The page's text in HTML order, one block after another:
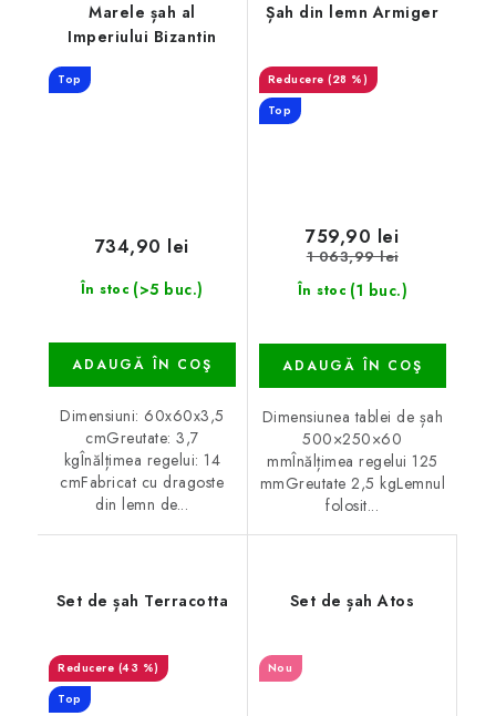
Marele șah al
Imperiului Bizantin
Top
În stoc (>5 buc.)
734,90 lei
ADAUGĂ ÎN COŞ
Dimensiuni: 60x60x3,5
cmGreutate: 3,7
kgÎnălțimea regelui: 14
cmFabricat cu dragoste
din lemn de...
Șah din lemn Armiger
(28 %)
Top
În stoc (1 buc.)
759,90 lei
1 063,99 lei
ADAUGĂ ÎN COŞ
Dimensiunea tablei de șah
500×250×60
mmÎnălțimea regelui 125
mmGreutate 2,5 kgLemnul
folosit...
Set de șah Terracotta
(43 %)
Top
Set de șah Atos
Nou